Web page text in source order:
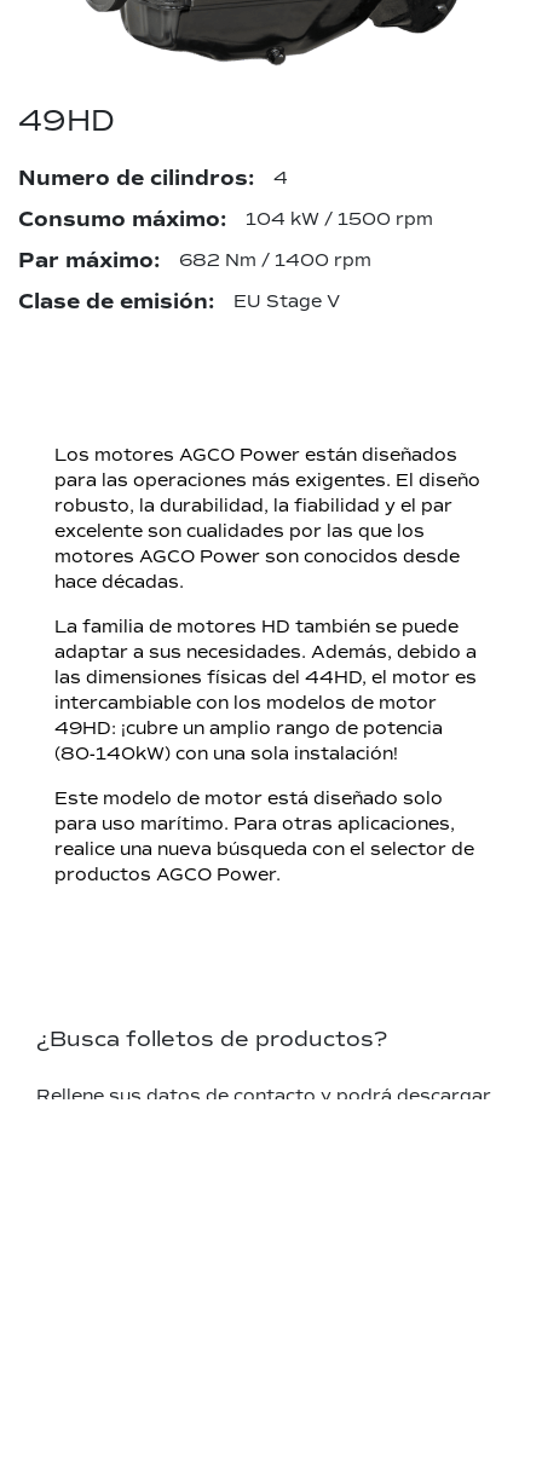
49HD
Numero de cilindros: 4
Consumo máximo: 104 kW / 1500 rpm
Par máximo: 682 Nm / 1400 rpm
Clase de emisión: EU Stage V
Los motores AGCO Power están diseñados
para las operaciones más exigentes. El diseño
robusto, la durabilidad, la fiabilidad y el par
excelente son cualidades por las que los
motores AGCO Power son conocidos desde
hace décadas.
La familia de motores HD también se puede
adaptar a sus necesidades. Además, debido a
las dimensiones físicas del 44HD, el motor es
intercambiable con los modelos de motor
49HD: ¡cubre un amplio rango de potencia
(80-140kW) con una sola instalación!
Este modelo de motor está diseñado solo
para uso marítimo. Para otras aplicaciones,
realice una nueva búsqueda con el selector de
productos AGCO Power.
¿Busca folletos de productos?
Rellene sus datos de contacto y podrá descargar